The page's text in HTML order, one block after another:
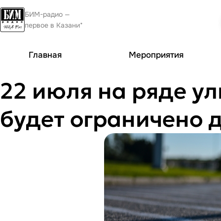
БИМ-радио —
первое в Казани*
Главная Мероприятия
22 июля на ряде
будет ограничено